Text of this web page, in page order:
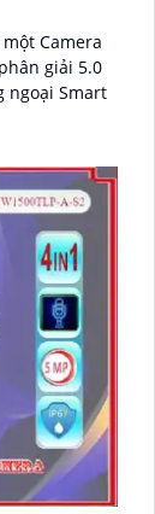
một Camera
giải 5.0